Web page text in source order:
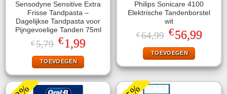
Sensodyne Sensitive Extra
Frisse Tandpasta –
Dagelijkse Tandpasta voor
Pijngevoelige Tanden 75ml
€5,79 Oorspronkelijke
prijs
was:
€5,79.
€1,99Huidige
prijs
is:
TOEVOEGEN
Philips Sonicare 4100
Elektrische Tandenborstel
wit
€64,99 Oorspronkelijke
prijs
was:
€64,99.
€56,99Huidige
prijs
TOEVOEGEN